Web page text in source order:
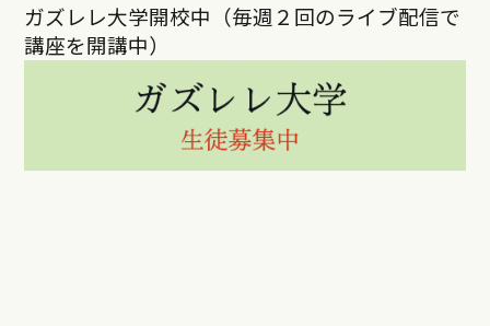
ガズレレ大学開校中（毎週２回のライブ配信で
講座を開講中）